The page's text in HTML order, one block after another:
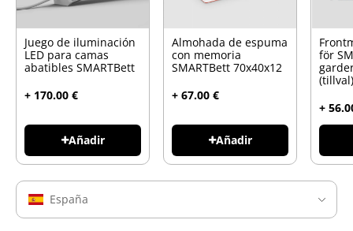
Juego de iluminación
LED para camas
abatibles SMARTBett
+ 170.00 €
Añadir
Almohada de espuma
con memoria
SMARTBett 70x40x12
+ 67.00 €
Añadir
för
+
España